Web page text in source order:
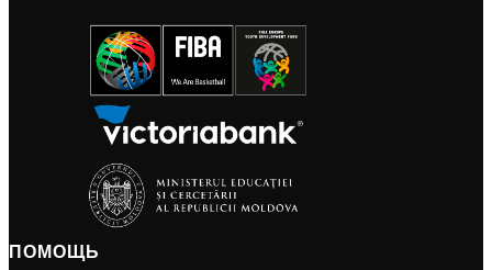
ПОМОЩЬ